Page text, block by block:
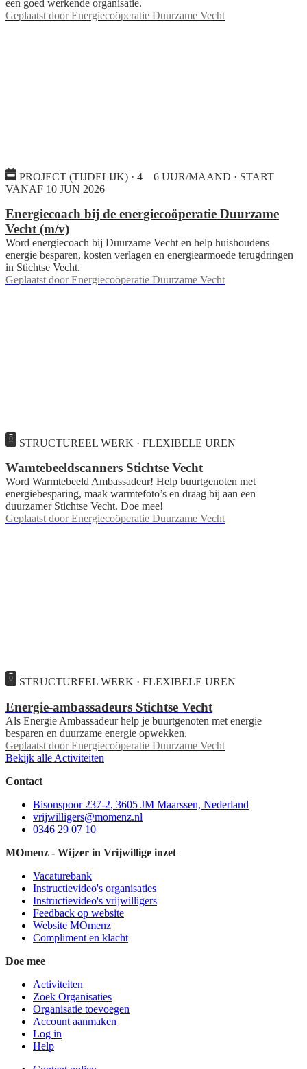
een goed werkende organisatie.
Geplaatst door Energiecoöperatie Duurzame Vecht
PROJECT (TIJDELIJK) · 4—6 UUR/MAAND · START
VANAF 10 JUN 2026
Energiecoach bij de energiecoöperatie Duurzame
Vecht (m/v)
Word energiecoach bij Duurzame Vecht en help huishoudens
energie besparen, kosten verlagen en energiearmoede terugdringen
in Stichtse Vecht.
Geplaatst door Energiecoöperatie Duurzame Vecht
STRUCTUREEL WERK · FLEXIBELE UREN
Wamtebeeldscanners Stichtse Vecht
Word Warmtebeeld Ambassadeur! Help buurtgenoten met
energiebesparing, maak warmtefoto’s en draag bij aan een
duurzamer Stichtse Vecht. Doe mee!
Geplaatst door Energiecoöperatie Duurzame Vecht
STRUCTUREEL WERK · FLEXIBELE UREN
Energie-ambassadeurs Stichtse Vecht
Als Energie Ambassadeur help je buurtgenoten met energie
besparen en duurzame energie opwekken.
Geplaatst door Energiecoöperatie Duurzame Vecht
Bekijk alle Activiteiten
Contact
Bisonspoor 237-2, 3605 JM Maarssen, Nederland
vrijwilligers@momenz.nl
0346 29 07 10
MOmenz - Wijzer in Vrijwillige inzet
Vacaturebank
Instructievideo's organisaties
Instructievideo's vrijwilligers
Feedback op website
Website MOmenz
Compliment en klacht
Doe mee
Activiteiten
Zoek Organisaties
Organisatie toevoegen
Account aanmaken
Log in
Help